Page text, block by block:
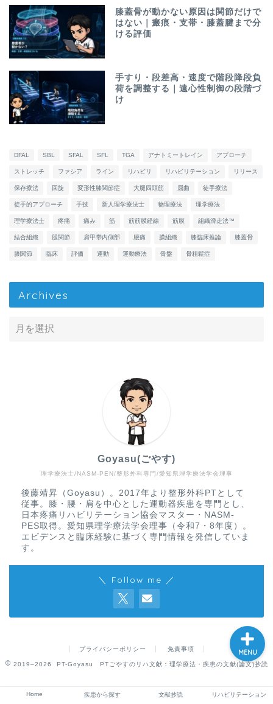
膝蓋骨が動かない原因は関節だけで
はない｜瘢痕・支帯・膝蓋腱まで分
ける評価
手すり・段差高・速度で階段降段負
荷を調整する｜遠心性制御の段階づ
け
DFAL SBL SFAL SFL TGA アナトミートレイン アプローチ
ストレッチ ファシア ライン リハビリ リハビリテーション リリース
保存療法 回旋 変形性膝関節症 大腿四頭筋 屈曲 徒手療法
徒手的アプローチ 手技 新人理学療法士 物理療法 理学療法
理学療法士 疼痛 痛み 筋 筋筋膜経線 筋膜 組織滑走法™
結合組織 股関節 肩甲帯内側部 腰痛 膜組織 膝臨床推論 膝蓋骨
膝関節 臨床 評価 運動 運動療法 骨盤 骨粗鬆症
Archives
理学療法士/NASM-PEN/整形外科専門/愛知県理学療法学会理事
Goyasu(ごやす)
後藤靖昇（Goyasu）。2017年より整形外科PTとして
従事。膝・腰・肩を中心とした運動器疾患を専門とし、
日本疼痛リハビリテーション協会マスター・NASM-
PES取得。愛知県理学療法学会理事（令和7・8年度）。
エビデンスと臨床経験に基づく専門情報を発信していま
す。
＼ Follow me ／
プライバシーポリシー 免責事項
2019–2026 PT-Goyasu PTごやすのリハ文献：理学療法・疾患の文献(論文)抄読
Home 疾患から探す 文献抄読 リハビリテーション
MENU
疾患から探す
リハビリテーション